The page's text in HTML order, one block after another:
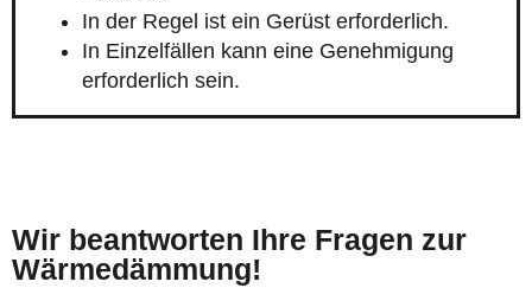
In der Regel ist ein Gerüst erforderlich.
In Einzelfällen kann eine Genehmigung
erforderlich sein.
Wir beantworten Ihre Fragen zur
Wärmedämmung!